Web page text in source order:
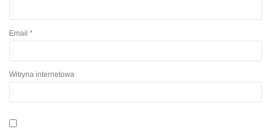
Email *
Witryna internetowa